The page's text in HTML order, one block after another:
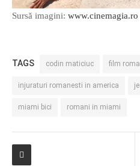
Sursă imagini: www.cinemagia.ro
TAGS codin maticiuc film
injuraturi romanesti in america
miami bici romani in miami